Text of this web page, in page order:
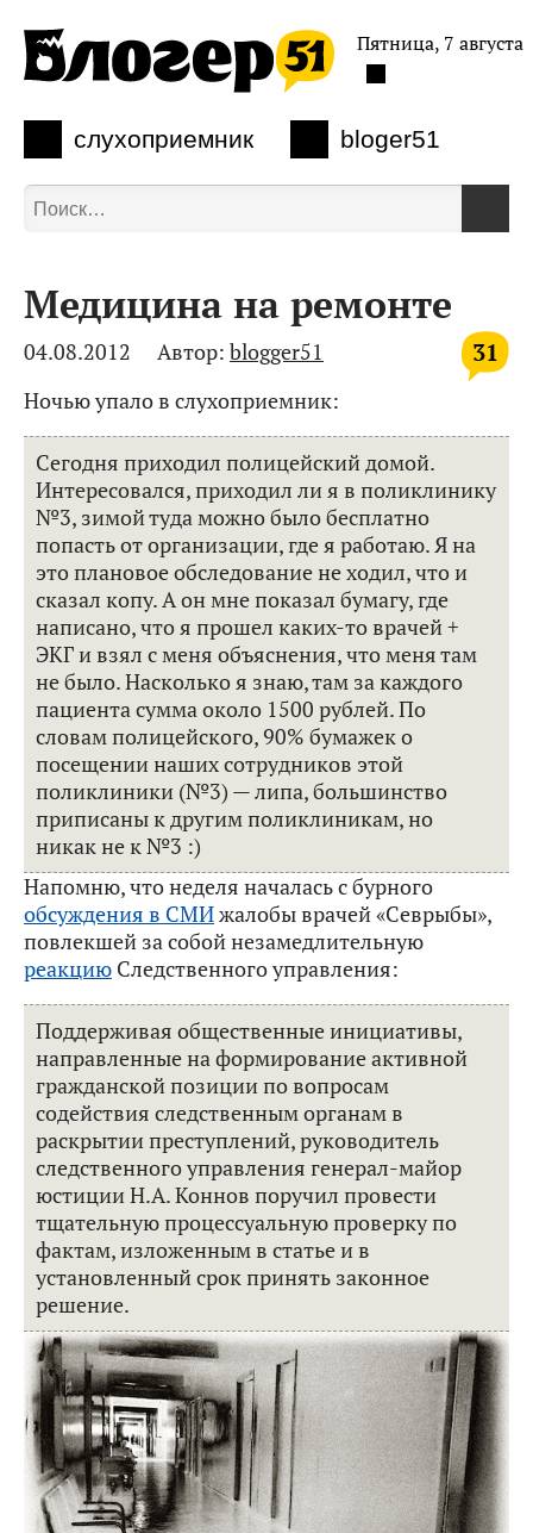
слухоприемник bloger51
Пятница, 7 августа
Медицина на ремонте
31
04.08.2012 Автор: blogger51
Ночью упало в слухоприемник:
Сегодня приходил полицейский домой.
Интересовался, приходил ли я в поликлинику
№3, зимой туда можно было бесплатно
попасть от организации, где я работаю. Я на
это плановое обследование не ходил, что и
сказал копу. А он мне показал бумагу, где
написано, что я прошел каких-то врачей +
ЭКГ и взял с меня объяснения, что меня там
не было. Насколько я знаю, там за каждого
пациента сумма около 1500 рублей. По
словам полицейского, 90% бумажек о
посещении наших сотрудников этой
поликлиники (№3) — липа, большинство
приписаны к другим поликлиникам, но
никак не к №3 :)
Напомню, что неделя началась с бурного
обсуждения в СМИжалобы врачей «Севрыбы»,
повлекшей за собой незамедлительную
реакцию Следственного управления:
Поддерживая общественные инициативы,
направленные на формирование активной
гражданской позиции по вопросам
содействия следственным органам в
раскрытии преступлений, руководитель
следственного управления генерал-майор
юстиции Н.А. Коннов поручил провести
тщательную процессуальную проверку по
фактам, изложенным в статье и в
установленный срок принять законное
решение.